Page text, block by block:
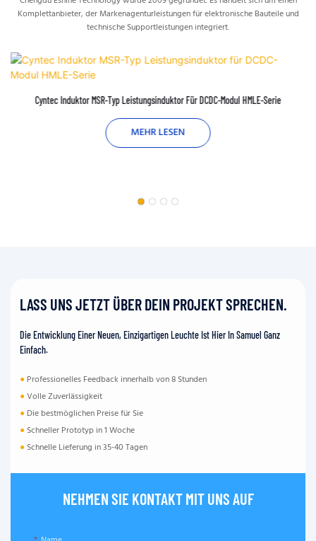
Komplettanbieter, der Markenagenturleistungen für elektronische Bauteile und
technische Supportleistungen integriert.
Cyntec Induktor MSR-Typ Leistungsinduktor Für DCDC-Modul HMLE-Serie
MEHR LESEN
LASS UNS JETZT ÜBER DEIN PROJEKT SPRECHEN.
Die Entwicklung Einer Neuen, Einzigartigen Leuchte Ist Hier In Samuel Ganz
Einfach.
● Professionelles Feedback innerhalb von 8 Stunden
●Volle Zuverlässigkeit
● Die bestmöglichen Preise für Sie
● Schneller Prototyp in 1 Woche
● Schnelle Lieferung in 35-40 Tagen
NEHMEN SIE KONTAKT MIT UNS AUF